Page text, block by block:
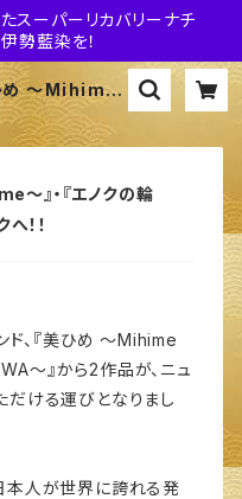
スーパーリカバリーナチ
勢藍染を！
め ～Mihime
』
式会社 伊勢藍
』・『エノクの輪
！！
ド、『美ひめ ～Mihime
～』から2作品が、ニュ
だける運びとなりまし
本人が世界に誇れる発